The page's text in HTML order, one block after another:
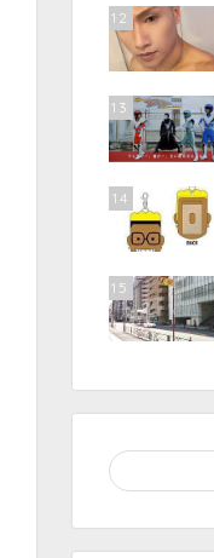
12
13
14
15